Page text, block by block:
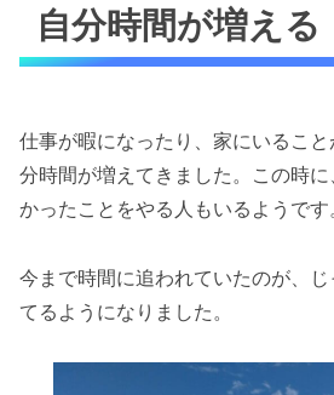
自分時間が増える
仕事が暇になったり、家にいるこ
分時間が増えてきました。この時
かったことをやる人もいるようです
今まで時間に追われていたのが、
てるようになりました。